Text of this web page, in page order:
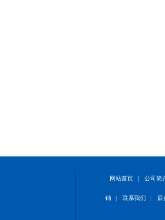
网站首页 公司简
铺 联系我们 后